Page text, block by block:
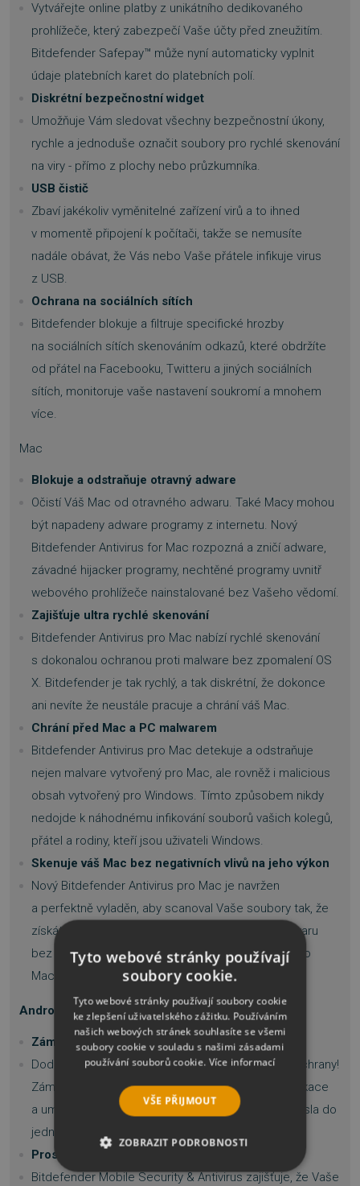
Vytvářejte online platby z unikátního dedikovaného
prohlížeče, který zabezpečí Vaše účty před zneužitím.
Bitdefender Safepay™ může nyní automaticky vyplnit
údaje platebních karet do platebních polí.
Diskrétní bezpečnostní widget
Umožňuje Vám sledovat všechny bezpečnostní úkony,
rychle a jednoduše označit soubory pro rychlé skenování
na viry - přímo z plochy nebo průzkumníka.
USB čistič
Zbaví jakékoliv vyměnitelné zařízení virů a to ihned
v momentě připojení k počítači, takže se nemusíte
nadále obávat, že Vás nebo Vaše přátele infikuje virus
z USB.
Ochrana na sociálních sítích
Bitdefender blokuje a filtruje specifické hrozby
na sociálních sítích skenováním odkazů, které obdržíte
od přátel na Facebooku, Twitteru a jiných sociálních
sítích, monitoruje vaše nastavení soukromí a mnohem
více.
Mac
Blokuje a odstraňuje otravný adware
Očistí Váš Mac od otravného adwaru. Také Macy mohou
být napadeny adware programy z internetu. Nový
Bitdefender Antivirus for Mac rozpozná a zničí adware,
závadné hijacker programy, nechtěné programy uvnitř
webového prohlížeče nainstalované bez Vašeho vědomí.
Zajišťuje ultra rychlé skenování
Bitdefender Antivirus pro Mac nabízí rychlé skenování
s dokonalou ochranou proti malware bez zpomalení OS
X. Bitdefender je tak rychlý, a tak diskrétní, že dokonce
ani nevíte že neustále pracuje a chrání váš Mac.
Chrání před Mac a PC malwarem
Bitdefender Antivirus pro Mac detekuje a odstraňuje
nejen malvare vytvořený pro Mac, ale rovněž i malicious
obsah vytvořený pro Windows. Tímto způsobem nikdy
nedojde k náhodnému infikování souborů vašich kolegů,
přátel a rodiny, kteří jsou uživateli Windows.
Skenuje váš Mac bez negativních vlivů na jeho výkon
Nový Bitdefender Antivirus pro Mac je navržen
a perfektně vyladěn, aby scanoval Vaše soubory tak, že
získáte tu samou bezchybnou ochranu proti malwaru
bez negativních dopadů na rychlost a výkon vašeho
Macu.
Android
Zámek aplikací
Dodejte svým nejdůležitějším datům další vrstvu ochrany!
Zámek aplikací zobrazí všechny nainstalované aplikace
a umožňuje Vám jednoduše nastavit přístupová hesla do
jednotlivých aplikací.
Proskenování čerstvě instalovaných aplikací
Bitdefender Mobile Security & Antivirus zajišťuje, že Vaše
Tyto webové stránky používají
soubory cookie.
Tyto webové stránky používají soubory cookie
ke zlepšení uživatelského zážitku. Používáním
našich webových stránek souhlasíte se všemi
soubory cookie v souladu s našimi zásadami
používání souborů cookie. Více informací
VŠE PŘIJMOUT
ZOBRAZIT PODROBNOSTI
NEZBYTNĚ NUTNÉ SOUBORY